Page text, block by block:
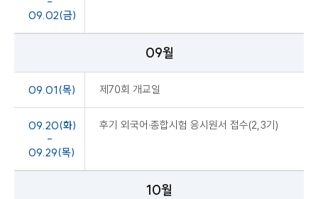
09.02(금)
09월
09.01(목) 제70회 개교일
09.20(화)
-
09.29(목)
후기 외국어·종합시험 응시원서 접수(2,3기)
10월